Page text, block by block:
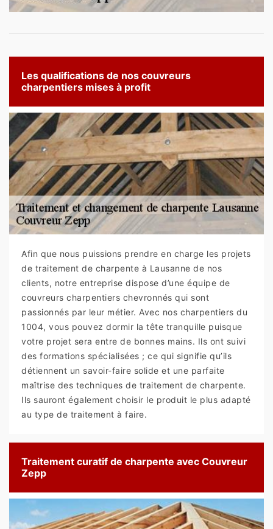
Les qualifications de nos couvreurs
charpentiers mises à profit
Afin que nous puissions prendre en charge les projets
de traitement de charpente à Lausanne de nos
clients, notre entreprise dispose d’une équipe de
couvreurs charpentiers chevronnés qui sont
passionnés par leur métier. Avec nos charpentiers du
1004, vous pouvez dormir la tête tranquille puisque
votre projet sera entre de bonnes mains. Ils ont suivi
des formations spécialisées ; ce qui signifie qu’ils
détiennent un savoir-faire solide et une parfaite
maîtrise des techniques de traitement de charpente.
Ils sauront également choisir le produit le plus adapté
au type de traitement à faire.
Traitement curatif de charpente avec Couvreur
Zepp